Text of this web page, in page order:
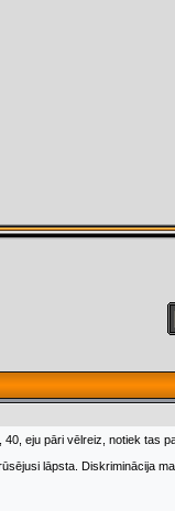
eju pāri vēlreiz, notiek tas
lāpsta. Diskriminācija